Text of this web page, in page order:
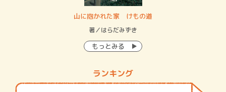
山に抱かれた家 けもの道
著／はらだみずき
もっとみる
ランキング